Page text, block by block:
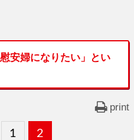
安婦になりたい」とい
print
固
1 ,
固
2